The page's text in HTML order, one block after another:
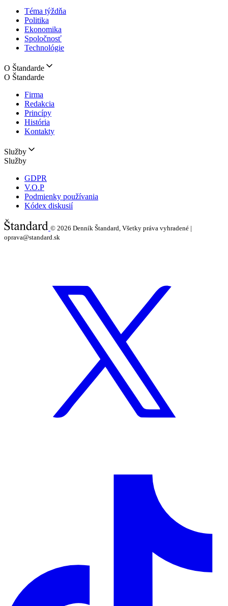
Téma týždňa
Politika
Ekonomika
Spoločnosť
Technológie
O Štandarde
O Štandarde
Firma
Redakcia
Princípy
História
Kontakty
Služby
Služby
GDPR
V.O.P
Podmienky používania
Kódex diskusií
© 2026 Denník Štandard, Všetky práva vyhradené |
oprava@standard.sk